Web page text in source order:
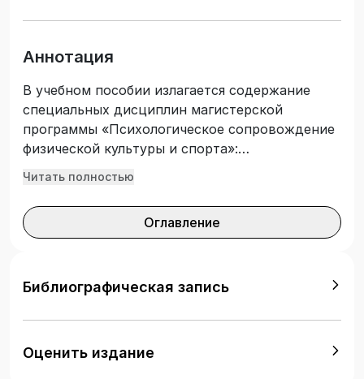
Аннотация
В учебном пособии излагается содержание
специальных дисциплин магистерской
программы «Психологическое сопровождение
физической культуры и спорта»:
«Психодиагностика при занятиях физической
сфере физической культуры и спорта»,
«Психология управления в спорте»,
сопровождение физического воспитания»,
спортом», и дисциплин по выбору:
«Конфликтология», «Психологическая
совместимость и срабатываемость в
Читать полностью
Оглавление
Библиографическая запись
Оценить издание